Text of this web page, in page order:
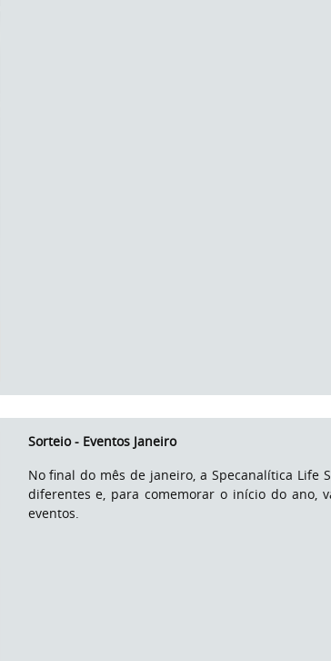
Sorteio - Eventos Janeiro
No final do mês de janeiro, a Specanalítica Life
diferentes e, para comemorar o início do ano,
eventos.